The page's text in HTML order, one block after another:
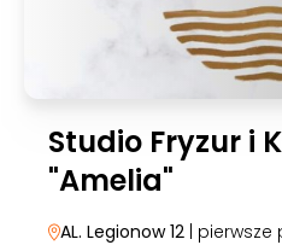
Studio Fryzur i
"Amelia"
AL. Legionow 12 | pierwsze